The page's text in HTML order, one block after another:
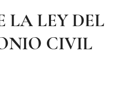
LA LEY DEL
CIVIL